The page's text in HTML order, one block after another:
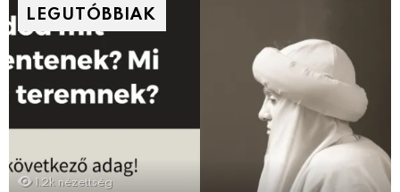
LEGUTÓBBIAK
1.2k nézettség